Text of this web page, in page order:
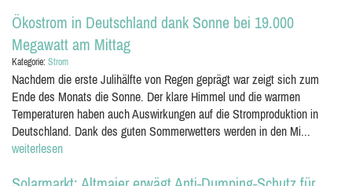
Ökostrom in Deutschland dank Sonne bei 19.000
Megawatt am Mittag
Kategorie: Strom
Nachdem die erste Julihälfte von Regen geprägt war zeigt sich zum
Ende des Monats die Sonne. Der klare Himmel und die warmen
Temperaturen haben auch Auswirkungen auf die Stromproduktion in
Deutschland. Dank des guten Sommerwetters werden in den Mi...
weiterlesen